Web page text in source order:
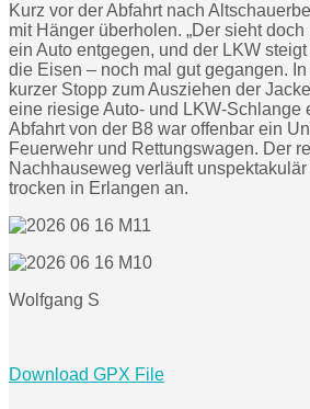
Kurz vor der Abfahrt nach
mit Hänger überholen. „Der sieht doch
ein Auto entgegen, und der LKW
die Eisen – noch mal gut gegangen.
kurzer Stopp zum Ausziehen der
eine riesige Auto- und LKW-Schlange
Abfahrt von der B8 war offenbar ein
Feuerwehr und Rettungswagen. Der
Nachhauseweg verläuft
trocken in Erlangen an.
Wolfgang S
Download GPX File